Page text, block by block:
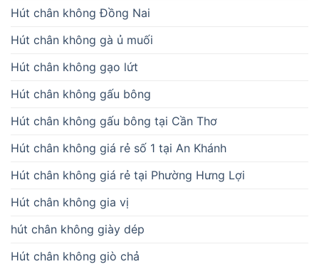
Hút chân không Đồng Nai
Hút chân không gà ủ muối
Hút chân không gạo lứt
Hút chân không gấu bông
Hút chân không gấu bông tại Cần Thơ
Hút chân không giá rẻ số 1 tại An Khánh
Hút chân không giá rẻ tại Phường Hưng Lợi
Hút chân không gia vị
hút chân không giày dép
Hút chân không giò chả